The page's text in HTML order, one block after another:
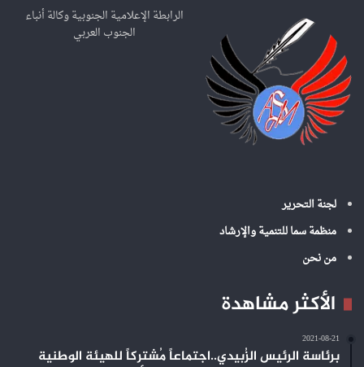
ع
ن
الرابطة الإعلامية الجنوبية وكالة أنباء
الجنوب العربي
لجنة التحرير
منظمة سما للتنمية والإرشاد
من نحن
الأكثر مشاهدة
2021-08-21
برئاسة الرئيس الزُبيدي..اجتماعاً مُشتركاً للهيئة الوطنية